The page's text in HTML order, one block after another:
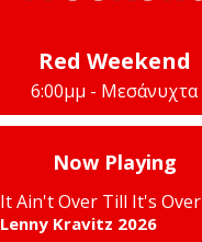
Red Weekend
6:00μμ - Μεσάνυχτα
Now Playing
It Ain't Over Till It's Over
Lenny Kravitz 2026